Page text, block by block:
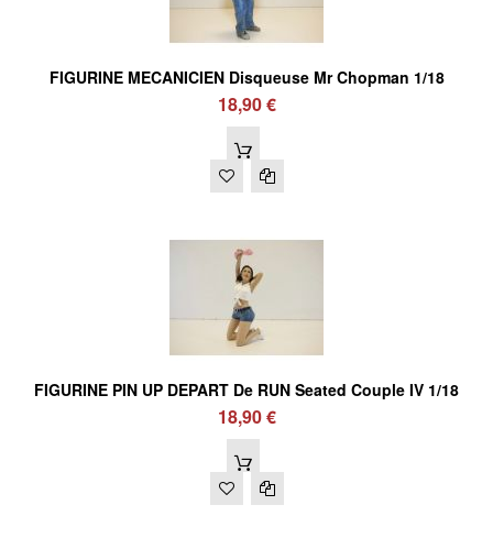
FIGURINE MECANICIEN Disqueuse Mr Chopman 1/18
18,90 €
FIGURINE PIN UP DEPART De RUN Seated Couple IV 1/18
18,90 €